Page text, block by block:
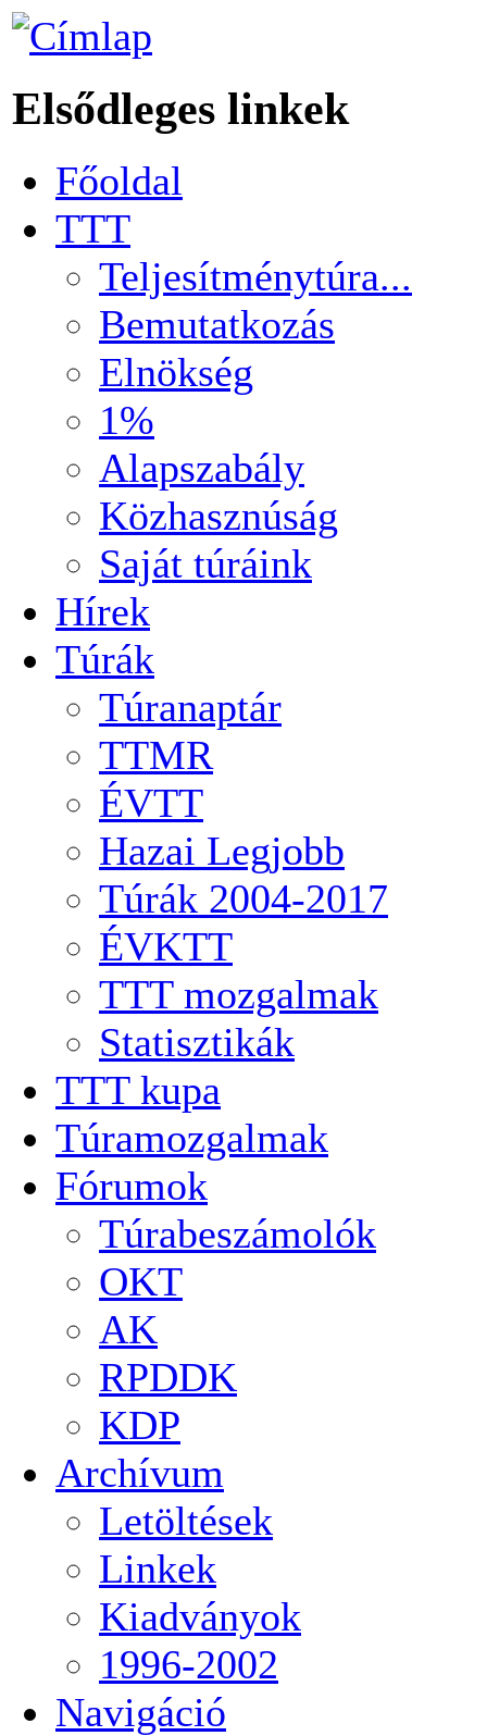
Elsődleges linkek
Főoldal
TTT
Teljesítménytúra...
Bemutatkozás
Elnökség
1%
Alapszabály
Közhasznúság
Saját túráink
Hírek
Túrák
Túranaptár
TTMR
ÉVTT
Hazai Legjobb
Túrák 2004-2017
ÉVKTT
TTT mozgalmak
Statisztikák
TTT kupa
Túramozgalmak
Fórumok
Túrabeszámolók
OKT
AK
RPDDK
KDP
Archívum
Letöltések
Linkek
Kiadványok
1996-2002
Navigáció